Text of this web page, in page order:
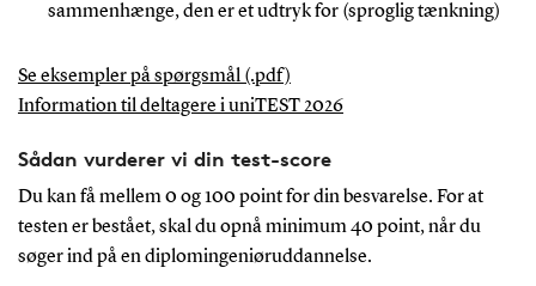
sammenhænge, den er et udtryk for (sproglig tænkning)
Se eksempler på spørgsmål (.pdf)
Information til deltagere i uniTEST 2026
Sådan vurderer vi din test-score
Du kan få mellem 0 og 100 point for din besvarelse. For at
testen er bestået, skal du opnå minimum 40 point, når du
søger ind på en diplomingeniøruddannelse.